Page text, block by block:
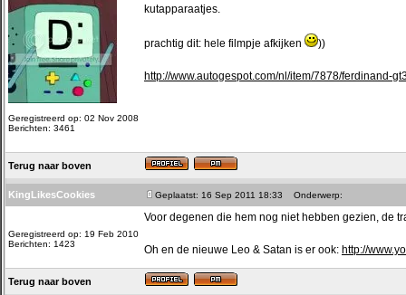
Geregistreerd op: 02 Nov 2008
Berichten: 3461
kutapparaatjes.
prachtig dit: hele filmpje afkijken ))
http://www.autogespot.com/nl/item/7878/ferdinand-
Terug naar boven
KingLikesCookies Geplaatst: 16 Sep 2011 18:33 Onderwerp:
Geregistreerd op: 19 Feb 2010
Berichten: 1423
Voor degenen die hem nog niet hebben gezien, de
Oh en de nieuwe Leo & Satan is er ook: http://
Terug naar boven